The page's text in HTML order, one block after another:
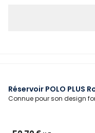
Réservoir POLO
Connue pour son design